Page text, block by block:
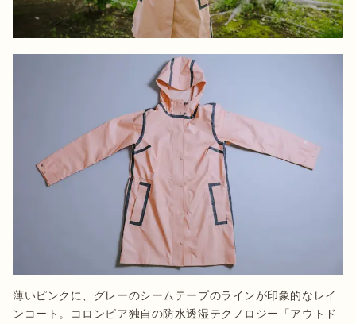
薄いピンクに、グレーのシームテープのラインが印象的なレイ
ンコート。コロンビア独自の防水透湿テクノロジー「アウトド